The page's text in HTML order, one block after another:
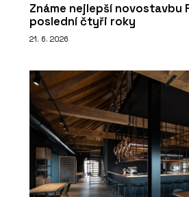
Známe nejlepší novostavbu
poslední čtyři roky
21. 6. 2026